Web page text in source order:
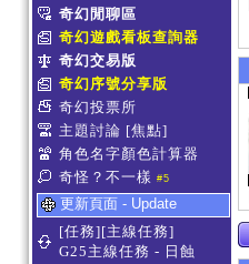
奇幻閒聊區
奇幻遊戲看板查詢器
奇幻交易版
奇幻序號分享版
奇幻投票所
主題討論 [焦點]
角色名字顏色計算器
奇怪？不一樣 #5
更新頁面 - Update
[任務][主線任務]
G25主線任務 - 日蝕